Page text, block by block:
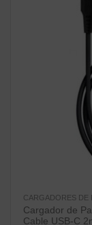
CARGADORES DE
Cargador de
Cable USB-C